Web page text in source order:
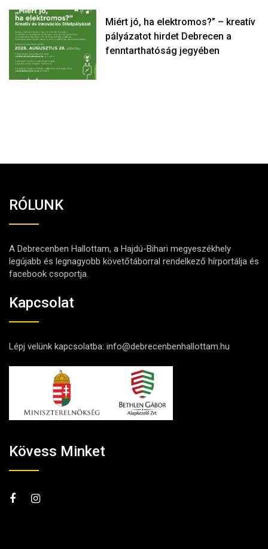
Miért jó, ha elektromos?” – kreatív
pályázatot hirdet Debrecen a
fenntarthatóság jegyében
RÓLUNK
A Debrecenben Hallottam, a Hajdú-Bihari megyeszékhely
legújabb és legnagyobb követőtáborral rendelkező hírportálja és
facebook csoportja.
Kapcsolat
Lépj velünk kapcsolatba: info@debrecenbenhallottam.hu
Kövess Minket